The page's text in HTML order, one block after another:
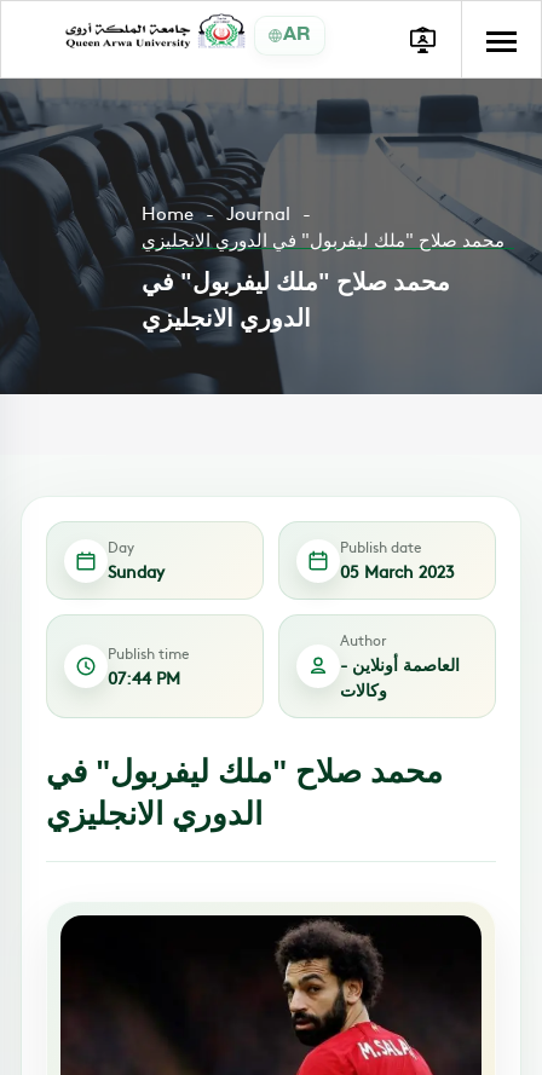
AR
Home
Journal
محمد صلاح "ملك ليفربول" في الدوري الانجليزي
محمد صلاح "ملك ليفربول" في
Day
Sunday
Publish date
05 March 2023
Publish time
07:44 PM
Author
العاصمة أونلاين -
وكالات
محمد صلاح "ملك ليفربول" في